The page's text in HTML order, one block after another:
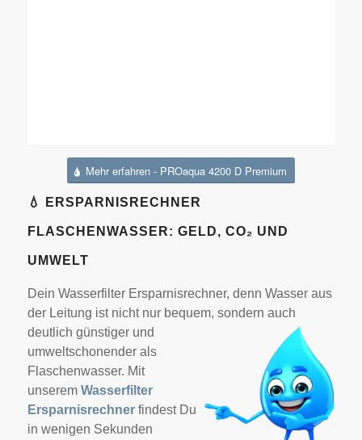
Mehr erfahren - PROaqua 4200 D Premium
💧 ERSPARNISRECHNER
FLASCHENWASSER: GELD, CO₂ UND
UMWELT
Dein Wasserfilter Ersparnisrechner, denn Wasser aus
der Leitung ist nicht nur bequem, sondern auch
deutlich günstiger und
umweltschonender als
Flaschenwasser. Mit
unserem Wasserfilter
Ersparnisrechnerfindest Du
in wenigen Sekunden